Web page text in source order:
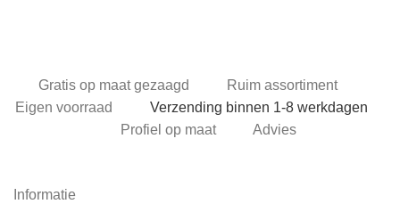
Gratis op maat gezaagd
Ruim assortiment
Eigen voorraad
Verzending binnen 1-8 werkdagen
Profiel op maat
Advies
Informatie